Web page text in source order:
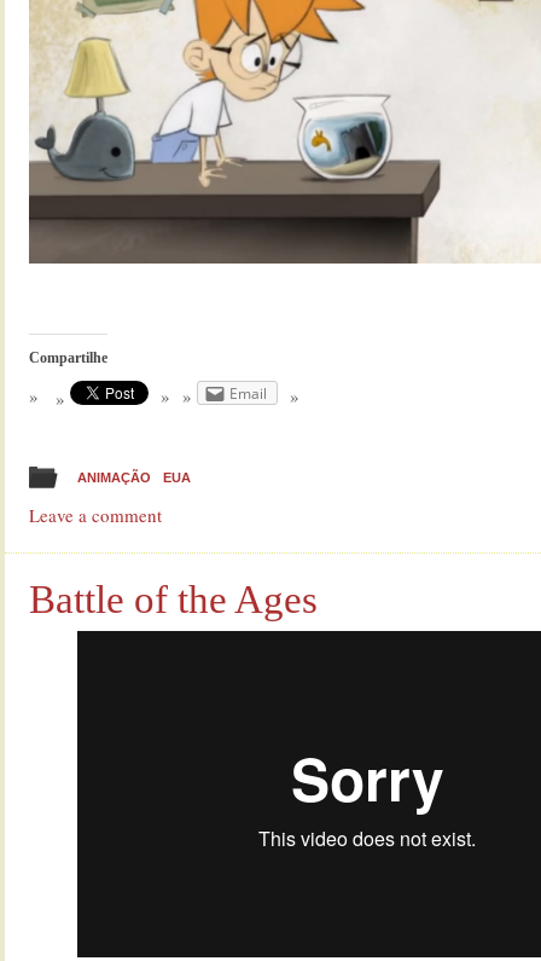
Compartilhe
Email
ANIMAÇÃO EUA
Leave a comment
Battle of the Ages